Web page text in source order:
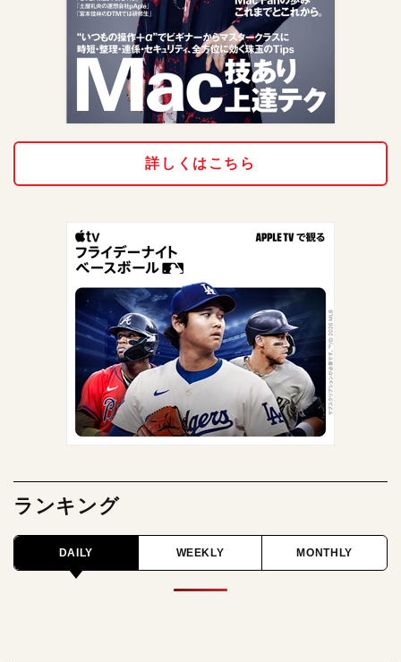
詳しくはこちら
ランキング
DAILY WEEKLY MONTHLY